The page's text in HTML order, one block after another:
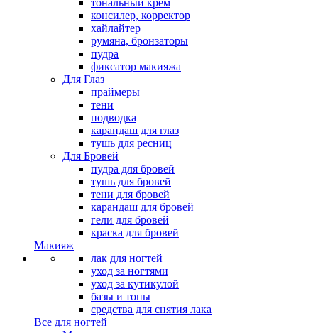
тональный крем
консилер, корректор
хайлайтер
румяна, бронзаторы
пудра
фиксатор макияжа
Для Глаз
праймеры
тени
подводка
карандаш для глаз
тушь для ресниц
Для Бровей
пудра для бровей
тушь для бровей
тени для бровей
карандаш для бровей
гели для бровей
краска для бровей
Макияж
лак для ногтей
уход за ногтями
уход за кутикулой
базы и топы
средства для снятия лака
Все для ногтей